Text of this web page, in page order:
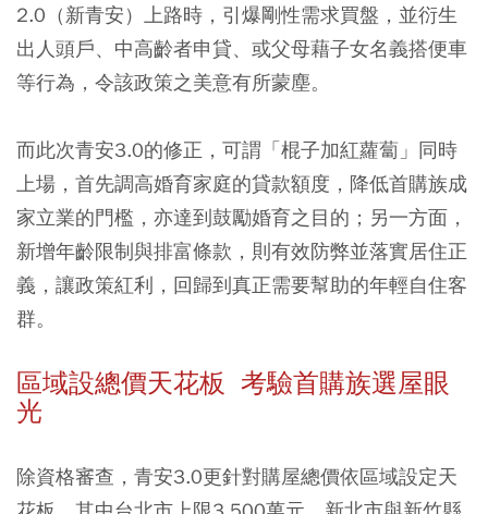
2.0（新青安）上路時，引爆剛性需求買盤，並衍生
出人頭戶、中高齡者申貸、或父母藉子女名義搭便車
等行為，令該政策之美意有所蒙塵。
而此次青安3.0的修正，可謂「棍子加紅蘿蔔」同時
上場，首先調高婚育家庭的貸款額度，降低首購族成
家立業的門檻，亦達到鼓勵婚育之目的；另一方面，
新增年齡限制與排富條款，則有效防弊並落實居住正
義，讓政策紅利，回歸到真正需要幫助的年輕自住客
群。
區域設總價天花板 考驗首購族選屋眼
光
除資格審查，青安3.0更針對購屋總價依區域設定天